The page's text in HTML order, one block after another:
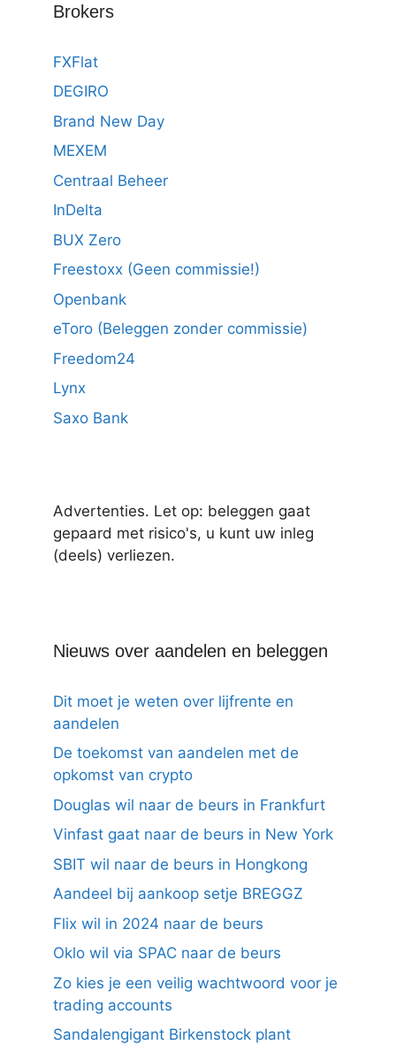
Brokers
FXFlat
DEGIRO
Brand New Day
MEXEM
Centraal Beheer
InDelta
BUX Zero
Freestoxx (Geen commissie!)
Openbank
eToro (Beleggen zonder commissie)
Freedom24
Lynx
Saxo Bank
Advertenties. Let op: beleggen gaat
gepaard met risico's, u kunt uw inleg
(deels) verliezen.
Nieuws over aandelen en beleggen
Dit moet je weten over lijfrente en
aandelen
De toekomst van aandelen met de
opkomst van crypto
Douglas wil naar de beurs in Frankfurt
Vinfast gaat naar de beurs in New York
SBIT wil naar de beurs in Hongkong
Aandeel bij aankoop setje BREGGZ
Flix wil in 2024 naar de beurs
Oklo wil via SPAC naar de beurs
Zo kies je een veilig wachtwoord voor je
trading accounts
Sandalengigant Birkenstock plant